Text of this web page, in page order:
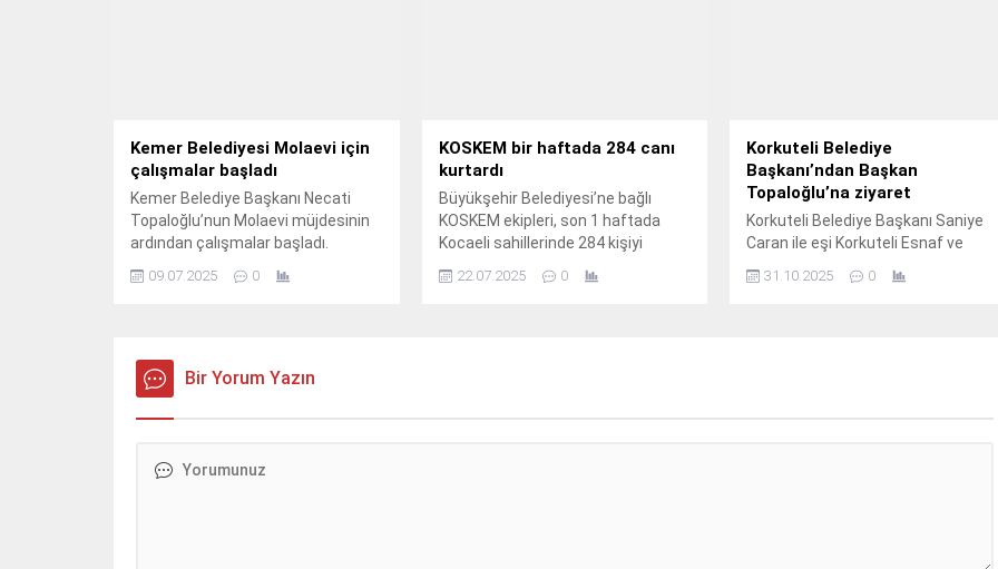
Kemer Belediyesi Molaevi için
çalışmalar başladı
Kemer Belediye Başkanı Necati
Topaloğlu’nun Molaevi müjdesinin
ardından çalışmalar başladı.
09.07.2025 0
KOSKEM bir haftada 284 canı
kurtardı
Büyükşehir Belediyesi’ne bağlı
KOSKEM ekipleri, son 1 haftada
Kocaeli sahillerinde 284 kişiyi
hayati bir görev üstlendi.
22.07.2025 0
Korkuteli Belediye
Başkanı’ndan Başkan
Topaloğlu’na ziyaret
Korkuteli Belediye Başkanı Saniye
Caran ile eşi Korkuteli Esnaf ve
Kooperatif Başkanı Hasan Caran,
31.10.2025 0
Bir Yorum Yazın